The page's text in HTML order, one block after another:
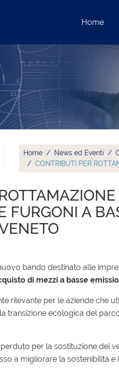
Home
Home News ed Eventi
CONTRIBUTI PER
FURGONI A
bando destinato alle
di mezzi a basse
rilevante per le aziende che
transizione ecologica del
per la sostituzione dei
a migliorare la sostenibilità e